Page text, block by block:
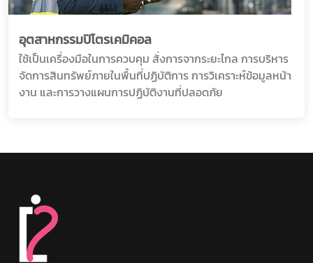
อุตสาหกรรมปิโตรเคมิคอล
ใช้เป็นเครื่องมือในการควบคุม สั่งการจากระยะไกล การบริหาร
จัดการสินทรัพย์ภายในพื้นที่ปฏิบัติการ การวิเคราะห์ข้อมูลหน้า
งาน และการวางแผนการปฏิบัติงานที่ปลอดภัย